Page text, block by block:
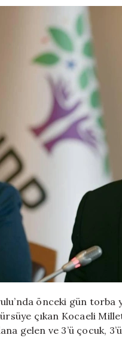
önceki gün
çıkan Kocaeli
gelen ve 3’ü çocuk,